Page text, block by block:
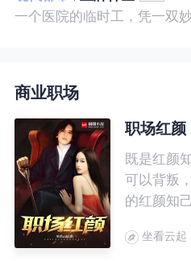
商业职场
职场红颜
既是红颜
可以背叛
的红颜知
坐看云起